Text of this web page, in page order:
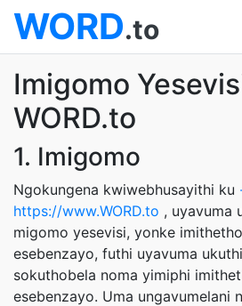
WORD.to
Imigomo
WORD.to
1. Imigomo
Ngokungena kwiwebhusayithi ku
https://www.WORD.to , uyavuma
migomo yesevisi, yonke
esebenzayo, futhi uyavuma
sokuthobela noma yimiphi
esebenzayo. Uma ungavumelani